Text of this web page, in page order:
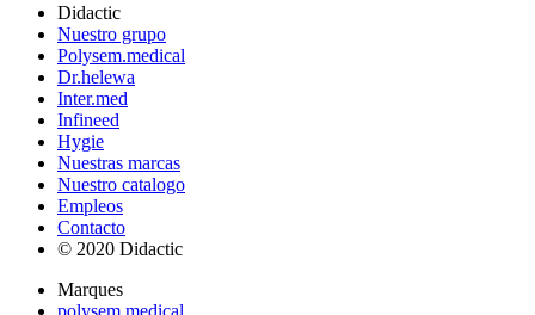
Didactic
Nuestro grupo
Polysem.medical
Dr.helewa
Inter.med
Infineed
Hygie
Nuestras marcas
Nuestro catalogo
Empleos
Contacto
© 2020 Didactic
Marques
polysem medical